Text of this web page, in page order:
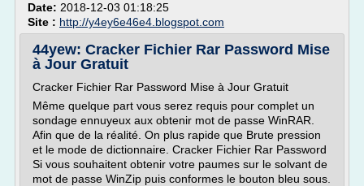
Date: 2018-12-03 01:18:25
Site : http://y4ey6e46e4.blogspot.com
44yew: Cracker Fichier Rar Password Mise
à Jour Gratuit
Cracker Fichier Rar Password Mise à Jour Gratuit
Même quelque part vous serez requis pour complet un
sondage ennuyeux aux obtenir mot de passe WinRAR.
Afin que de la réalité. On plus rapide que Brute pression
et le mode de dictionnaire. Cracker Fichier Rar Password
Si vous souhaitent obtenir votre paumes sur le solvant de
mot de passe WinZip puis conformes le bouton bleu sous.